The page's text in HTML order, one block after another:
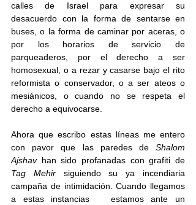
calles de Israel para expresar su
desacuerdo con la forma de sentarse en
buses, o la forma de caminar por aceras, o
por los horarios de servicio de
parqueaderos, por el derecho a ser
homosexual, o a rezar y casarse bajo el rito
reformista o conservador, o a ser ateos o
mesiánicos, o cuando no se respeta el
derecho a equivocarse.
Ahora que escribo estas líneas me entero
con pavor que las paredes de Shalom
Ajshav
Tag Mehir siguiendo su ya incendiaria
campaña de intimidación. Cuando llegamos
a estas instancias   estamos ante un